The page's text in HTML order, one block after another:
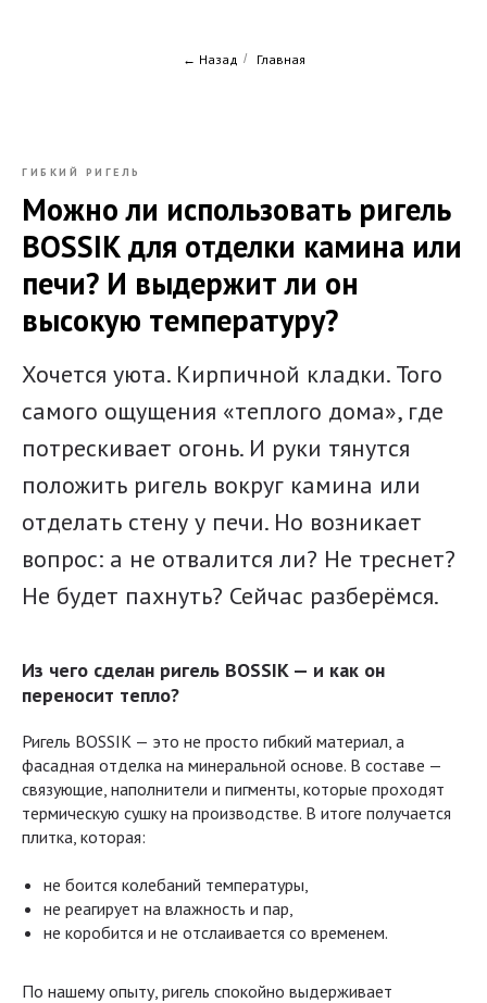
← Назад / Главная
ГИБКИЙ РИГЕЛЬ
Можно ли использовать ригель
BOSSIK для отделки камина или
печи? И выдержит ли он
высокую температуру?
Хочется уюта. Кирпичной кладки. Того
самого ощущения «теплого дома», где
потрескивает огонь. И руки тянутся
положить ригель вокруг камина или
отделать стену у печи. Но возникает
вопрос: а не отвалится ли? Не треснет?
Не будет пахнуть? Сейчас разберёмся.
Из чего сделан ригель BOSSIK — и как он
переносит тепло?
Ригель BOSSIK — это не просто гибкий материал, а
фасадная отделка на минеральной основе. В составе —
связующие, наполнители и пигменты, которые проходят
термическую сушку на производстве. В итоге получается
плитка, которая:
не боится колебаний температуры,
не реагирует на влажность и пар,
не коробится и не отслаивается со временем.
По нашему опыту, ригель спокойно выдерживает